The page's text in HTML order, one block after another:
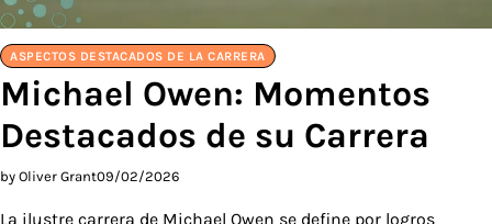
ASPECTOS DESTACADOS DE LA CARRERA
Michael Owen: Momentos
Destacados de su Carrera
by Oliver Grant09/02/2026
La ilustre carrera de Michael Owen se define por logros